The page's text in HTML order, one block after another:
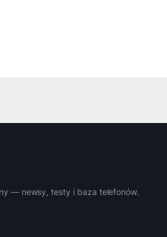
— newsy, testy i baza telefonów.